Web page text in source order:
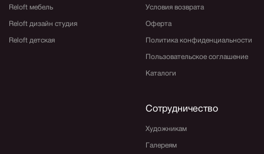
Reloft мебель
Reloft дизайн студия
Reloft детская
Условия возврата
Оферта
Политика конфиденциальности
Пользовательское соглашение
Каталоги
Сотрудничество
Художникам
Галереям